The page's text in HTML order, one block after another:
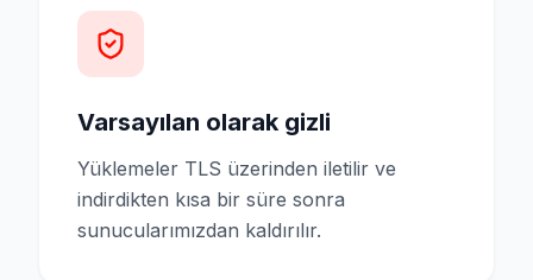
Varsayılan olarak gizli
Yüklemeler TLS üzerinden iletilir ve
indirdikten kısa bir süre sonra
sunucularımızdan kaldırılır.